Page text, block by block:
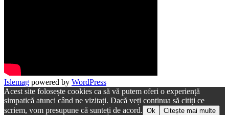
Islemag powered by WordPress
Acest site folosește cookies ca să vă putem oferi o experiență
simpatică atunci când ne vizitați. Dacă veți continua să citiți ce
scriem, vom presupune că sunteți de acord. Ok Citește mai multe